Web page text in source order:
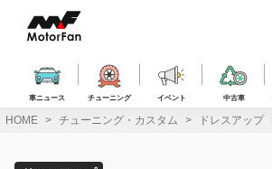
ス
車ニュース チューニング イベント 中古車
HOME チューニング・カスタム ドレスアップ